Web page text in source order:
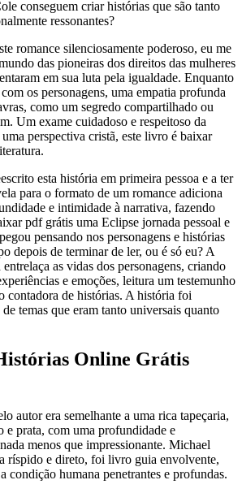
conseguem criar histórias que são tanto
ressonantes?
romance silenciosamente poderoso, eu me
das pioneiras dos direitos das mulheres
em sua luta pela igualdade. Enquanto
os personagens, uma empatia profunda
como um segredo compartilhado ou
Um exame cuidadoso e respeitoso da
perspectiva cristã, este livro é baixar
esta história em primeira pessoa e a ter
para o formato de um romance adiciona
e intimidade à narrativa, fazendo
pdf grátis uma Eclipse jornada pessoal e
pensando nos personagens e histórias
depois de terminar de ler, ou é só eu? A
as vidas dos personagens, criando
e emoções, leitura um testemunho
contadora de histórias. A história foi
temas que eram tanto universais quanto
Online Grátis
autor era semelhante a uma rica tapeçaria,
e prata, com uma profundidade e
menos que impressionante. Michael
ríspido e direto, foi livro guia envolvente,
condição humana penetrantes e profundas.